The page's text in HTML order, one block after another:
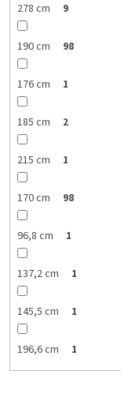
278 cm 9
190 cm 98
176 cm 1
185 cm 2
215 cm 1
170 cm 98
96,8 cm 1
137,2 cm 1
145,5 cm 1
196,6 cm 1